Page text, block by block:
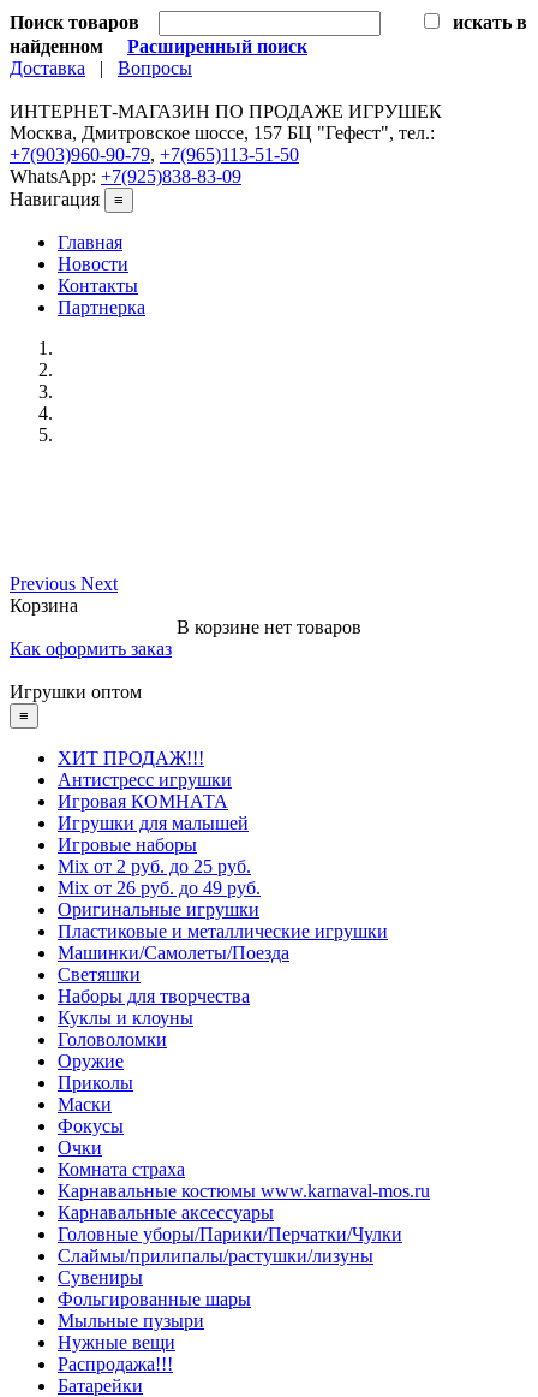
Поиск товаров
искать в
найденном
Расширенный поиск
Доставка | Вопросы
ИНТЕРНЕТ-МАГАЗИН ПО ПРОДАЖЕ ИГРУШЕК
Москва, Дмитровское шоссе, 157 БЦ "Гефест", тел.:
+7(903)960-90-79, +7(965)113-51-50
WhatsApp: +7(925)838-83-09
Навигация
≡
Главная
Новости
Контакты
Партнерка
Previous Next
Корзина
В корзине нет товаров
Как оформить заказ
Игрушки оптом
≡
ХИТ ПРОДАЖ!!!
Антистресс игрушки
Игровая КОМНАТА
Игрушки для малышей
Игровые наборы
Mix от 2 руб. до 25 руб.
Mix от 26 руб. до 49 руб.
Оригинальные игрушки
Пластиковые и металлические игрушки
Машинки/Самолеты/Поезда
Светяшки
Наборы для творчества
Куклы и клоуны
Головоломки
Оружие
Приколы
Маски
Фокусы
Очки
Комната страха
Карнавальные костюмы www.karnaval-mos.ru
Карнавальные аксессуары
Головные уборы/Парики/Перчатки/Чулки
Слаймы/прилипалы/растушки/лизуны
Сувениры
Фольгированные шары
Мыльные пузыри
Нужные вещи
Распродажа!!!
Батарейки